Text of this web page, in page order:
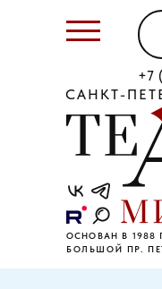
САНКТ-
ОСНОВАН В
+7
БОЛЬШОЙ ПР.